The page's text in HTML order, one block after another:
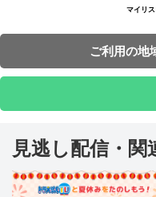
うため、トイレにも行かずにが
マイリス
ご利用の地
見逃し配信・